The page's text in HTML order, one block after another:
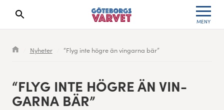
MENY
Sökresultaten dyker upp här
Nyheter “Flyg inte högre än vingarna bär”
“FLYG INTE HÖGRE ÄN VIN­
GAR­NA BÄR”
Seedningsregler
Cityvarvet
Leverantörer
Anmälan